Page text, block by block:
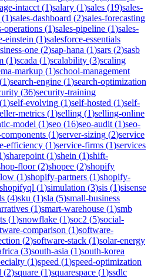
intacct (1)salary (1)sales (19)sales-
(1)sales-dashboard (2)sales-forecasting
operations (1)sales-pipeline (1)sales-
einstein (1)salesforce-essentials
one (2)sap-hana (1)sars (2)sasb
(1)scada (1)scalability (3)scaling
markup (1)school-management
(1)search-engine (1)search-optimization
(36)security-training
(1)self-evolving (1)self-hosted (1)self-
metrics (1)selling (1)selling-online
model (1)seo (16)seo-audit (1)seo-
(1)server-sizing (2)service
efficiency (1)service-firms (1)services
)sharepoint (1)shein (1)shift-
floor(2)shopee (2)shopify
(1)shopify-partners (1)shopify-
shopifyql (1)simulation (3)sis (1)sisense
(4)sku (1)sla (5)small-business
(1)smart-warehouse (1)smb
(1)snowflake (1)soc2 (5)social-
comparison (1)software-
(2)software-stack (1)solar-energy
(3)south-asia (1)south-korea
(1)speed (1)speed-optimization
(2)square (1)squarespace (1)ssdlc